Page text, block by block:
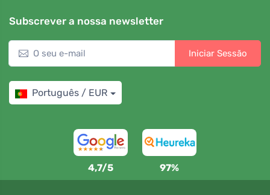
Subscrever a nossa newsletter
Iniciar Sessão
Português / EUR
4,7/5 97%